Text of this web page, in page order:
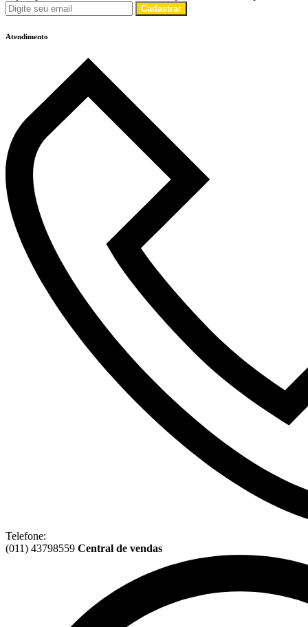
Cadastrar
Atendimento
Telefone:
(011) 43798559 Central de vendas